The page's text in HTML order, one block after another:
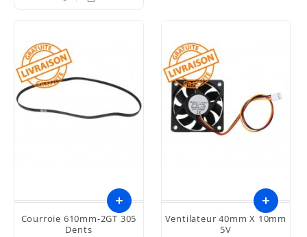
Courroie 610mm-2GT 305
Dents
Ventilateur 40mm X 10mm
5V